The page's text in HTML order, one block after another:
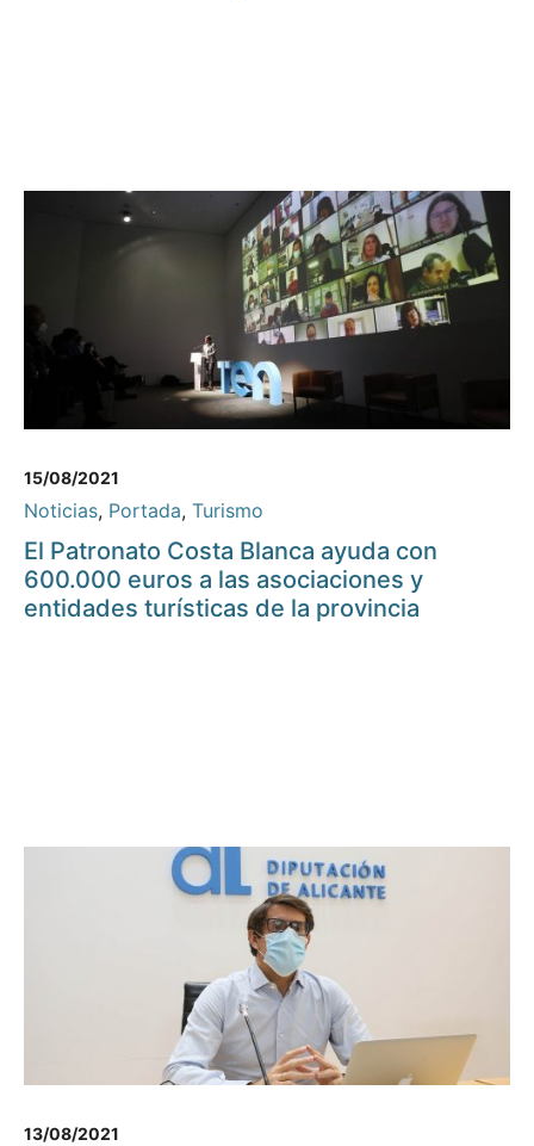
15/08/2021
Noticias, Portada, Turismo
El Patronato Costa Blanca ayuda con
600.000 euros a las asociaciones y
entidades turísticas de la provincia
13/08/2021